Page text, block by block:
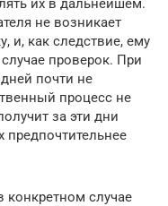
их в дальнейшем.
не возникает
и, как следствие, ему
проверок. При
почти не
процесс не
за эти дни
предпочтительнее
конкретном случае